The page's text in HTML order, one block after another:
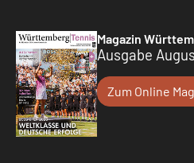
Magazin
Ausgabe
Zum Online